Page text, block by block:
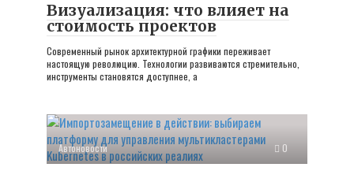
Визуализация: что влияет на
стоимость проектов
Современный рынок архитектурной графики переживает
настоящую революцию. Технологии развиваются стремительно,
инструменты становятся доступнее, а
Автоновости 0